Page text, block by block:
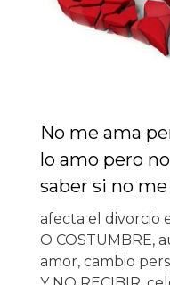
No me ama
lo amo pero
saber si no
afecta el divorcio
O COSTUMBRE,
amor, cambio